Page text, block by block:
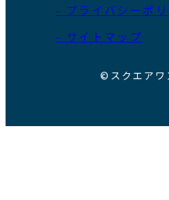
- プライバシーポリ
- サイトマップ
©スクエアワ